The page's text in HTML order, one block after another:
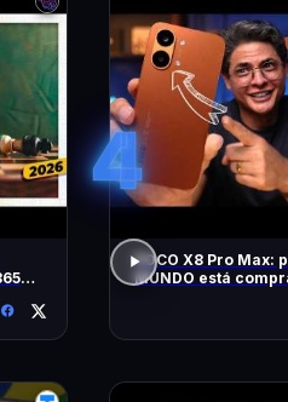
4
POCO X8 Pro Max:
MUNDO está